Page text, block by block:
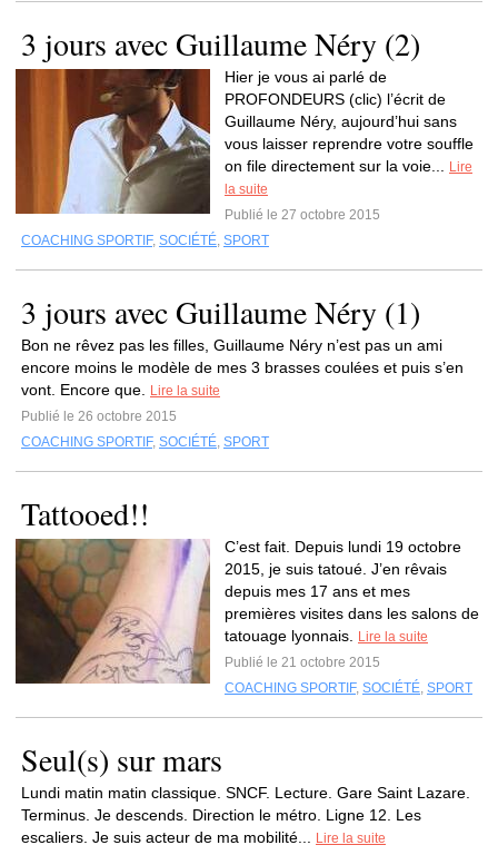
3 jours avec Guillaume Néry (2)
Hier je vous ai parlé de
PROFONDEURS (clic) l’écrit de
Guillaume Néry, aujourd’hui sans
vous laisser reprendre votre souffle
on file directement sur la voie...
Lire
la suite
Publié le 27 octobre 2015
COACHING SPORTIF, SOCIÉTÉ, SPORT
3 jours avec Guillaume Néry (1)
Bon ne rêvez pas les filles, Guillaume Néry n’est pas un ami
encore moins le modèle de mes 3 brasses coulées et puis s’en
vont. Encore que.
Lire la suite
Publié le 26 octobre 2015
COACHING SPORTIF, SOCIÉTÉ, SPORT
Tattooed!!
C’est fait. Depuis lundi 19 octobre
2015, je suis tatoué. J’en rêvais
depuis mes 17 ans et mes
premières visites dans les salons de
tatouage lyonnais.
Lire la suite
Publié le 21 octobre 2015
COACHING SPORTIF, SOCIÉTÉ, SPORT
Seul(s) sur mars
Lundi matin matin classique. SNCF. Lecture. Gare Saint Lazare.
Terminus. Je descends. Direction le métro. Ligne 12. Les
escaliers. Je suis acteur de ma mobilité...
Lire la suite